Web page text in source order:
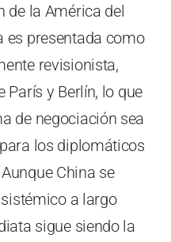
de la América del
es presentada como
revisionista,
y Berlín, lo que
de negociación sea
los diplomáticos
China se
a largo
sigue siendo la